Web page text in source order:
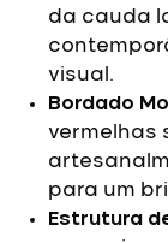
da cauda
visual.
Bordado
vermelhas
para um
Estrutura